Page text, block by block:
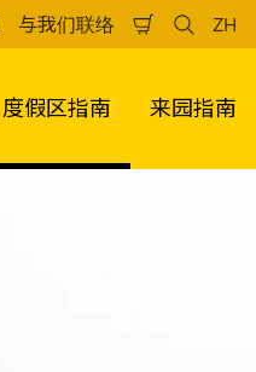
与我们联络
物
检
索
ZH
中
文
度假区指南 来园指南